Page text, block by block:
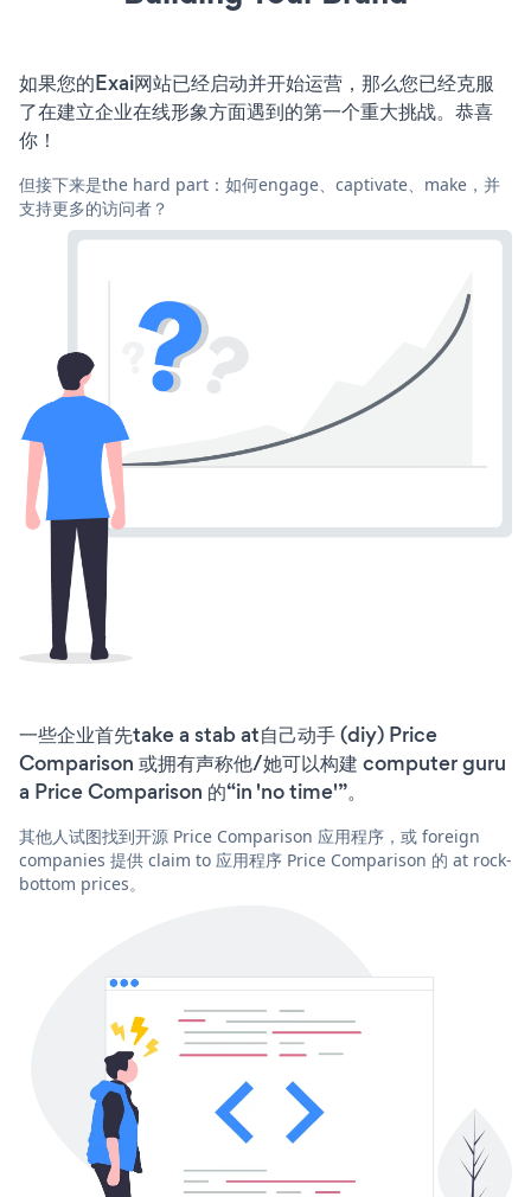
如果您的Exai网站已经启动并开始运营，那么您已经克服
了在建立企业在线形象方面遇到的第一个重大挑战。恭喜
你！
但接下来是the hard part：如何engage、captivate、make，并
支持更多的访问者？
一些企业首先take a stab at自己动手 (diy) Price
Comparison 或拥有声称他/她可以构建 computer guru
a Price Comparison 的“in 'no time'”。
其他人试图找到开源 Price Comparison 应用程序，或 foreign
companies 提供 claim to 应用程序 Price Comparison 的 at rock-
bottom prices。